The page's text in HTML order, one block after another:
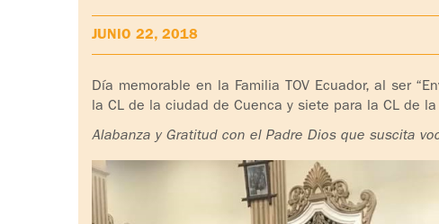
JUNIO 22, 2018
Día memorable en la Familia TOV Ecuador, al ser
la CL de la ciudad de Cuenca y siete para la CL de
Alabanza y Gratitud con el Padre Dios que suscita